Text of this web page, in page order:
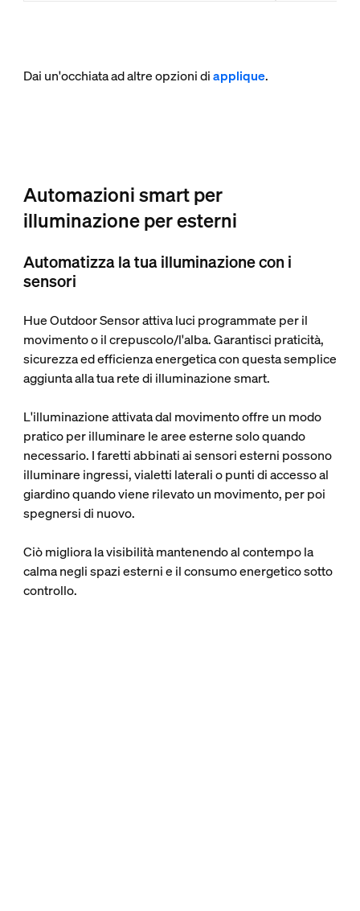
Dai un'occhiata ad altre opzioni diapplique.
Automazioni smart per
illuminazione per esterni
Automatizza la tua illuminazione con i
sensori
Hue Outdoor Sensor attiva luci programmate per il
movimento o il crepuscolo/l'alba. Garantisci praticità,
sicurezza ed efficienza energetica con questa semplice
aggiunta alla tua rete di illuminazione smart.
L'illuminazione attivata dal movimento offre un modo
pratico per illuminare le aree esterne solo quando
necessario. I faretti abbinati ai sensori esterni possono
illuminare ingressi, vialetti laterali o punti di accesso al
giardino quando viene rilevato un movimento, per poi
spegnersi di nuovo.
Ciò migliora la visibilità mantenendo al contempo la
calma negli spazi esterni e il consumo energetico sotto
controllo.